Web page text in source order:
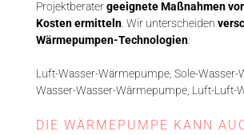
Projektberatergeeignete Maßnahmen
Kosten ermitteln. Wir unterscheiden
Wärmepumpen-Technologien:
Luft-Wasser-Wärmepumpe, Sole-Wasser-
Wasser-Wasser-Wärmepumpe, Luft-Luft-
DIE WÄRMEPUMPE KANN